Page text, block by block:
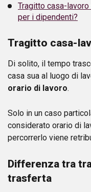
Tragitto casa-
per i dipendenti?
Tragitto casa-
Di solito, il tempo
casa sua al luogo di
orario di lavoro.
Solo in un caso
considerato orario di
percorrerlo viene
Differenza tra
trasferta